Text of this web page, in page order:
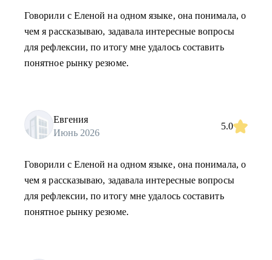
Говорили с Еленой на одном языке, она понимала, о
чем я рассказываю, задавала интересные вопросы
для рефлексии, по итогу мне удалось составить
понятное рынку резюме.
Евгения
Июнь 2026
5.0
Говорили с Еленой на одном языке, она понимала, о
чем я рассказываю, задавала интересные вопросы
для рефлексии, по итогу мне удалось составить
понятное рынку резюме.